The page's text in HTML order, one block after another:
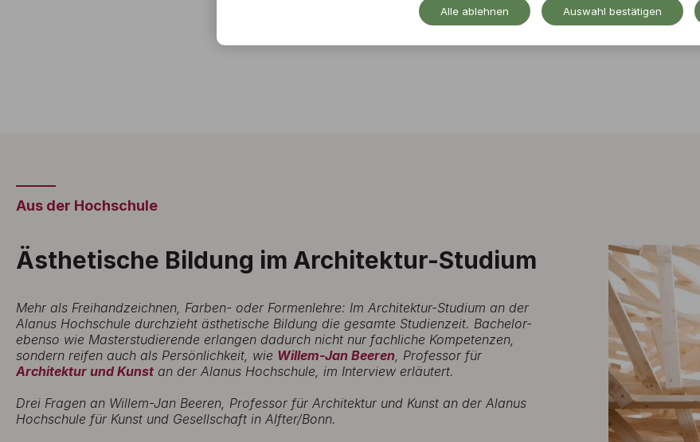
Aus der Hochschule
Ästhetische Bildung im Architektur-Studium
Mehr als Freihandzeichnen, Farben- oder Formenlehre: Im Architektur-Studium an der
Alanus Hochschule durchzieht ästhetische Bildung die gesamte Studienzeit. Bachelor-
ebenso wie Masterstudierende erlangen dadurch nicht nur fachliche Kompetenzen,
sondern reifen auch als Persönlichkeit, wie Willem-Jan Beeren, Professor für
Architektur und Kunst an der Alanus Hochschule, im Interview erläutert.
Drei Fragen an Willem-Jan Beeren, Professor für Architektur und Kunst an der Alanus
Hochschule für Kunst und Gesellschaft in Alfter/Bonn.
Alle ablehnen Auswahl bestätigen